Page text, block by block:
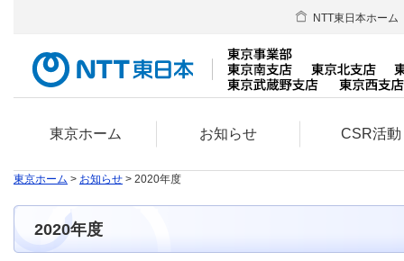
東京ホーム お知らせ CSR活動
NTT東日本ホーム
東京ホーム > お知らせ > 2020年度
2020年度